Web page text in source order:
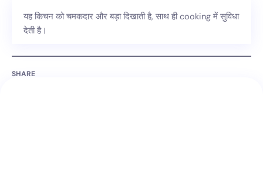
यह किचन को चमकदार और बड़ा दिखाती है, साथ ही cooking में सुविधा
देती है।
SHARE